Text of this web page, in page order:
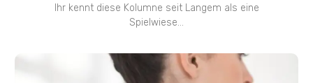
Ihr kennt diese Kolumne seit Langem als eine
Spielwiese...